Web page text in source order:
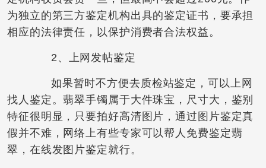
为独立的第三方鉴定机构出具的鉴定证书，要承担
相应的法律责任，以保护消费者合法权益。
2、上网发帖鉴定
如果暂时不方便去质检站鉴定，可以上网
找人鉴定。翡翠手镯属于大件珠宝，尺寸大，鉴别
特征很明显，只要拍好高清图片，通过图片鉴定真
假并不难，网络上有些专家可以帮人免费鉴定翡
翠，在线发图片鉴定就行。